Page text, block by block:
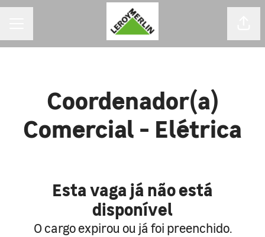
Coordenador(a)
Comercial - Elétrica
Esta vaga já não está
disponível
O cargo expirou ou já foi preenchido.